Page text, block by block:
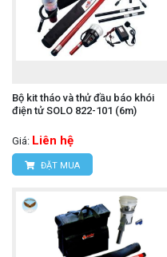
Bộ kit tháo và thử đầu báo khói
điện tử SOLO 822-101 (6m)
Giá: Liên hệ
ĐẶT MUA